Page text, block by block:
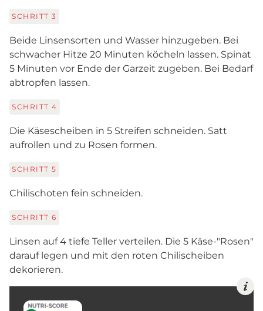
SCHRITT 3
Beide Linsensorten und Wasser hinzugeben. Bei
schwacher Hitze 20 Minuten köcheln lassen. Spinat
5 Minuten vor Ende der Garzeit zugeben. Bei Bedarf
abtropfen lassen.
SCHRITT 4
Die Käsescheiben in 5 Streifen schneiden. Satt
aufrollen und zu Rosen formen.
SCHRITT 5
Chilischoten fein schneiden.
SCHRITT 6
Linsen auf 4 tiefe Teller verteilen. Die 5 Käse-"Rosen"
darauf legen und mit den roten Chilischeiben
dekorieren.